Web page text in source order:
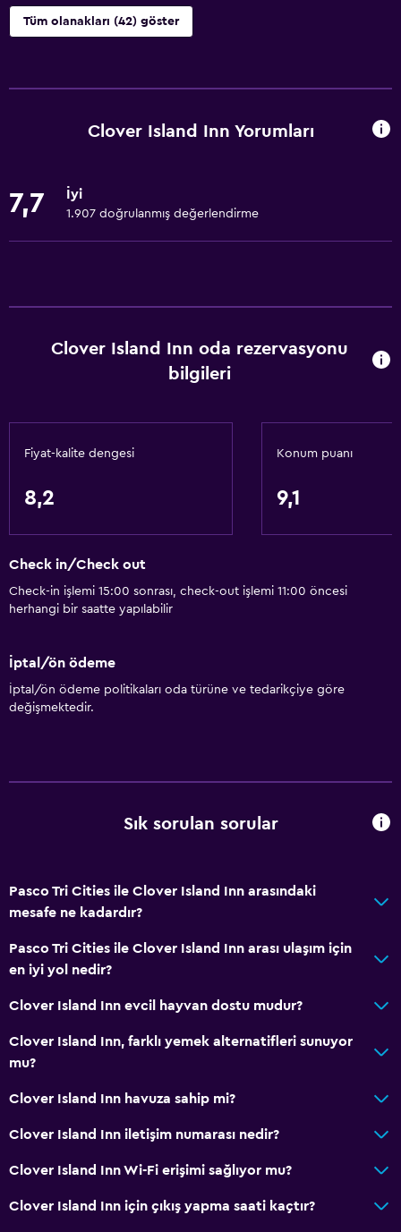
Tüm olanakları (42) göster
Sigara içilmez
Asansör
Restoranlar
Otomat (içecek)
Otomat (atıştırmalık)
Sauna
Isıtmalı havuz
Manzaralı havuz
Açık havuz
Tüm alanlarda Wi-Fi erişimi
Banyo
Küvet
Saç kurutma makinesi
Yüksek klozet
Doğa Yürüyüşü
Bisiklet kiralama
Golf
Clover Island Inn Yorumları
7,7 İyi
1.907 doğrulanmış değerlendirme
Clover Island Inn oda rezervasyonu
bilgileri
Fiyat-kalite dengesi
8,2
Konum puanı
9,1
Check in/Check out
Check-in işlemi 15:00 sonrası, check-out işlemi 11:00 öncesi
herhangi bir saatte yapılabilir
İptal/ön ödeme
İptal/ön ödeme politikaları oda türüne ve tedarikçiye göre
değişmektedir.
Sık sorulan sorular
Pasco Tri Cities ile Clover Island Inn arasındaki
mesafe ne kadardır?
Pasco Tri Cities ile Clover Island Inn arası ulaşım için
en iyi yol nedir?
Clover Island Inn evcil hayvan dostu mudur?
Clover Island Inn, farklı yemek alternatifleri sunuyor
mu?
Clover Island Inn havuza sahip mi?
Clover Island Inn iletişim numarası nedir?
Clover Island Inn Wi-Fi erişimi sağlıyor mu?
Clover Island Inn için çıkış yapma saati kaçtır?